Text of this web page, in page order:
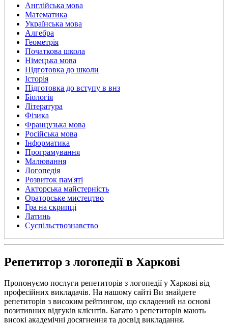
Англійська мова
Математика
Українська мова
Алгебра
Геометрія
Початкова школа
Німецька мова
Підготовка до школи
Історія
Підготовка до вступу в внз
Біологія
Література
Фізика
Французька мова
Російська мова
Інформатика
Програмування
Малювання
Логопедія
Розвиток пам'яті
Акторська майстерність
Ораторське мистецтво
Гра на скрипці
Латинь
Суспільствознавство
Репетитор з логопедії в Харкові
Пропонуємо послуги репетиторів з логопедії у Харкові від
професійних викладачів. На нашому сайті Ви знайдете
репетиторів з високим рейтингом, що складений на основі
позитивних відгуків клієнтів. Багато з репетиторів мають
високі академічні досягнення та досвід викладання.